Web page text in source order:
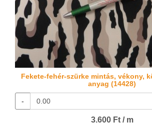
Fekete-fehér-szürke mintás, vékony,
anyag (14428)
-
3.600 Ft / m